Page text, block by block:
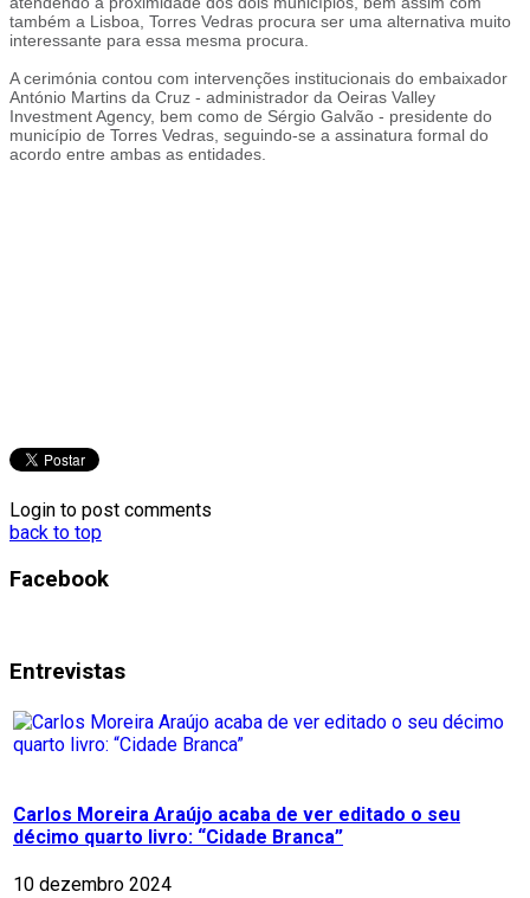
também a Lisboa, Torres Vedras procura ser uma alternativa muito
interessante para essa mesma procura.
A cerimónia contou com intervenções institucionais do embaixador
António Martins da Cruz - administrador da Oeiras Valley
Investment Agency, bem como de Sérgio Galvão - presidente do
município de Torres Vedras, seguindo-se a assinatura formal do
acordo entre ambas as entidades.
Login to post comments
back to top
Facebook
Entrevistas
Carlos Moreira Araújo acaba de ver editado o seu
décimo quarto livro: “Cidade Branca”
10 dezembro 2024